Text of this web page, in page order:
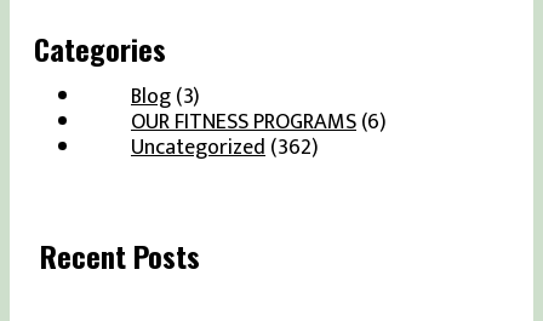
Categories
Blog(3)
OUR FITNESS PROGRAMS(6)
Uncategorized(362)
Recent Posts